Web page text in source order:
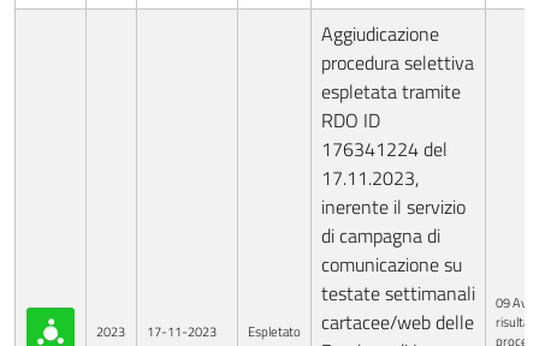
2023 17-11-2023 Espletato
Aggiudicazione
procedura selettiva
espletata tramite
RDO ID
176341224 del
17.11.2023,
inerente il servizio
di campagna di
comunicazione su
testate settimanali
cartacee/web delle
09
risultati